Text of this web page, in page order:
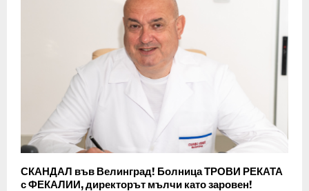
СКАНДАЛ във Велинград! Болница ТРОВИ РЕКАТА
с ФЕКАЛИИ, директорът мълчи като заровен!